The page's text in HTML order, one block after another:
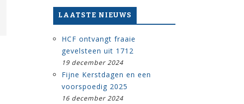
LAATSTE NIEUWS
HCF ontvangt fraaie
gevelsteen uit 1712
19 december 2024
Fijne Kerstdagen en een
voorspoedig 2025
16 december 2024